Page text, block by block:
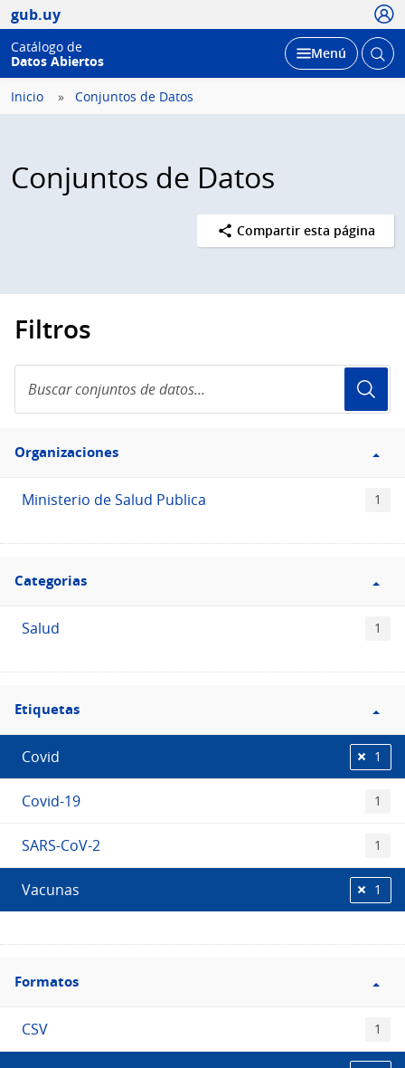
gub.uy
Catálogo de
Datos Abiertos
Desplegar
Menú Abrir
Inicio Conjuntos de Datos
Conjuntos de Datos
Compartir esta página
Filtros
conjuntos
de
Filtro
Organizaciones
Organizaciones
Ministerio de Salud Publica 1
Filtro
Categorias
Categorias
Salud 1
Filtro
Etiquetas
Etiquetas
Covid 1
Covid-19 1
SARS-CoV-2 1
Vacunas 1
Filtro
Formatos
Formatos
CSV 1